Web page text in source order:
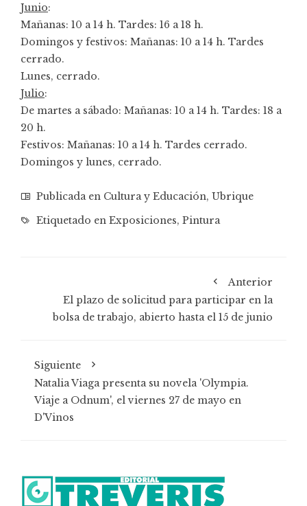
Junio:
Mañanas: 10 a 14 h. Tardes: 16 a 18 h.
Domingos y festivos: Mañanas: 10 a 14 h. Tardes
cerrado.
Lunes, cerrado.
Julio:
De martes a sábado: Mañanas: 10 a 14 h. Tardes: 18 a
20 h.
Festivos: Mañanas: 10 a 14 h. Tardes cerrado.
Domingos y lunes, cerrado.
Publicada en Cultura y Educación, Ubrique
Etiquetado en Exposiciones, Pintura
Anterior
El plazo de solicitud para participar en la
bolsa de trabajo, abierto hasta el 15 de junio
Siguiente
Natalia Viaga presenta su novela 'Olympia.
Viaje a Odnum', el viernes 27 de mayo en
D'Vinos